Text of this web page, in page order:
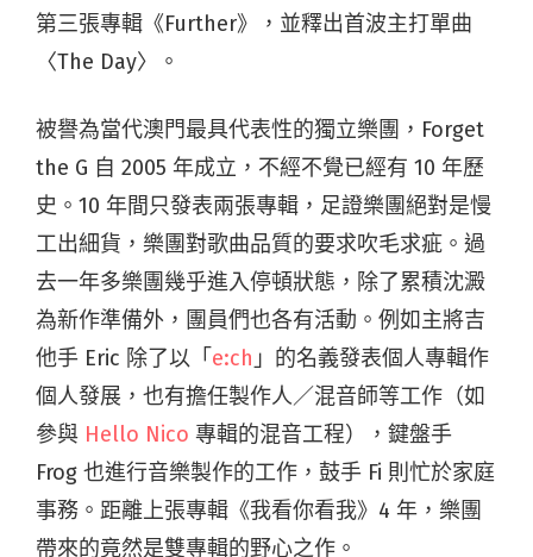
第三張專輯《Further》，並釋出首波主打單曲
〈The Day〉。
被譽為當代澳門最具代表性的獨立樂團，Forget
the G 自 2005 年成立，不經不覺已經有 10 年歷
史。10 年間只發表兩張專輯，足證樂團絕對是慢
工出細貨，樂團對歌曲品質的要求吹毛求疵。過
去一年多樂團幾乎進入停頓狀態，除了累積沈澱
為新作準備外，團員們也各有活動。例如主將吉
他手 Eric 除了以「 e:ch 」的名義發表個人專輯作
個人發展，也有擔任製作人／混音師等工作（如
參與 Hello Nico 專輯的混音工程），鍵盤手
Frog 也進行音樂製作的工作，鼓手 Fi 則忙於家庭
事務。距離上張專輯《我看你看我》4 年，樂團
帶來的竟然是雙專輯的野心之作。